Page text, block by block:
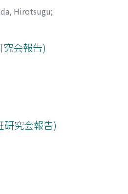
Hirotsugu;
会報告)
究会報告)